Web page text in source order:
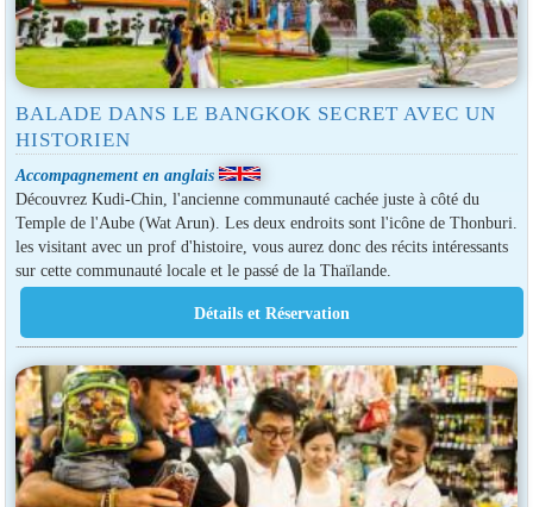
BALADE DANS LE BANGKOK SECRET AVEC UN
HISTORIEN
Accompagnement en anglais
Découvrez Kudi-Chin, l'ancienne communauté cachée juste à côté du
Temple de l'Aube (Wat Arun). Les deux endroits sont l'icône de Thonburi.
les visitant avec un prof d'histoire, vous aurez donc des récits intéressants
sur cette communauté locale et le passé de la Thaïlande.